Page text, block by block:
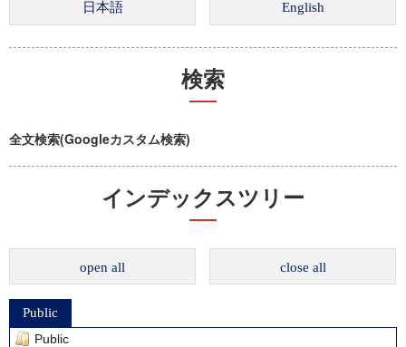
検索
全文検索(Googleカスタム検索)
インデックスツリー
open all close all
Public
Public